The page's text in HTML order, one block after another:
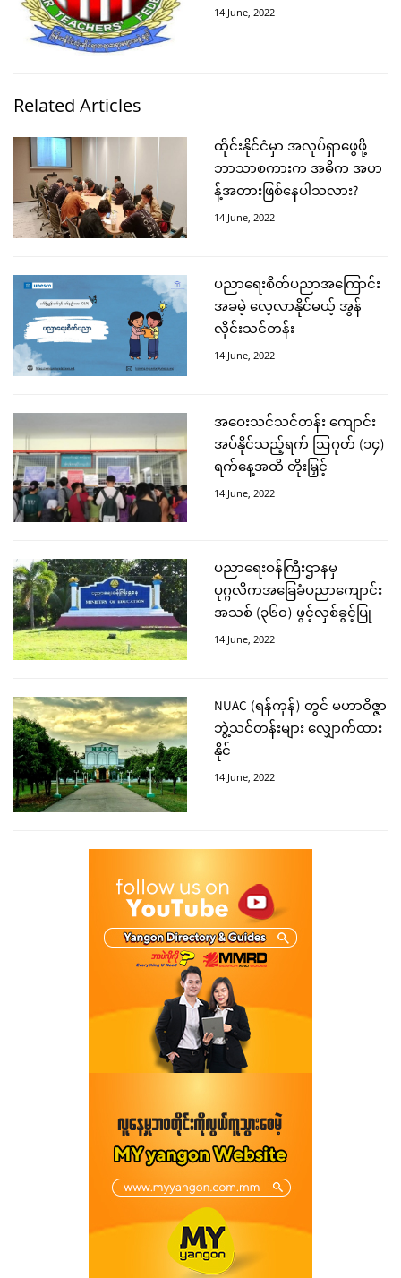
14 June, 2022
Related Articles
ထိုင်းနိုင်ငံမှာ အလုပ်ရှာဖွေဖို့
ဘာသာစကားက အဓိက အဟ
န့်အတားဖြစ်နေပါသလား?
14 June, 2022
ပညာရေးစိတ်ပညာအကြောင်း
အခမဲ့ လေ့လာနိုင်မယ့် အွန်
လိုင်းသင်တန်း
14 June, 2022
အဝေးသင်သင်တန်း ကျောင်း
အပ်နိုင်သည့်ရက် ဩဂုတ် (၁၄)
ရက်နေ့အထိ တိုးမြှင့်
14 June, 2022
ပညာရေးဝန်ကြီးဌာနမှ
ပုဂ္ဂလိကအခြေခံပညာကျောင်း
အသစ် (၃၆၀) ဖွင့်လှစ်ခွင့်ပြု
14 June, 2022
NUAC (ရန်ကုန်) တွင် မဟာဝိဇ္ဇာ
ဘွဲ့သင်တန်းများ လျှောက်ထား
နိုင်
14 June, 2022